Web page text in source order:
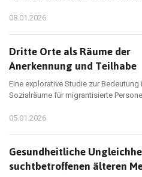
08.01.2026
Dritte Orte als Räume der
Anerkennung und Teilhabe
Eine explorative Studie zur
Sozialräume für migrantisierte
05.01.2026
Gesundheitliche
suchtbetroffenen älteren